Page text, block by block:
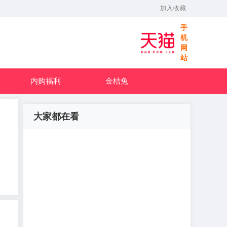
加入收藏
手
机
网
站
内购福利 金桔兔
大家都在看